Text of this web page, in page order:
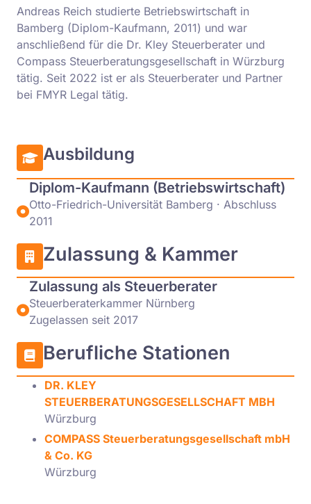
Andreas Reich studierte Betriebswirtschaft in
Bamberg (Diplom-Kaufmann, 2011) und war
anschließend für die Dr. Kley Steuerberater und
Compass Steuerberatungsgesellschaft in Würzburg
tätig. Seit 2022 ist er als Steuerberater und Partner
bei FMYR Legal tätig.
Ausbildung
Diplom-Kaufmann (Betriebswirtschaft)
Otto-Friedrich-Universität Bamberg · Abschluss
2011
Zulassung & Kammer
Zulassung als Steuerberater
Steuerberaterkammer Nürnberg
Zugelassen seit 2017
Berufliche Stationen
DR. KLEY
STEUERBERATUNGSGESELLSCHAFT MBH
Würzburg
COMPASS Steuerberatungsgesellschaft mbH
& Co. KG
Würzburg